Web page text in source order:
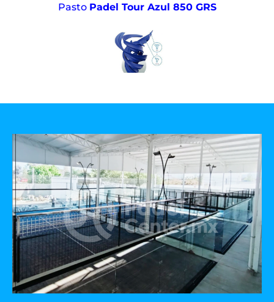
Pasto Padel Tour Azul 850 GRS